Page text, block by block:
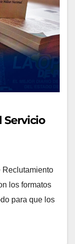
Servicio
Reclutamiento
los formatos
para que los